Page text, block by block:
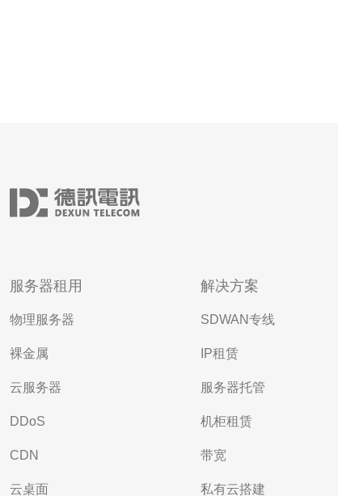
服务器租用
物理服务器
裸金属
云服务器
DDoS
CDN
云桌面
解决方案
SDWAN专线
IP租赁
服务器托管
机柜租赁
带宽
私有云搭建